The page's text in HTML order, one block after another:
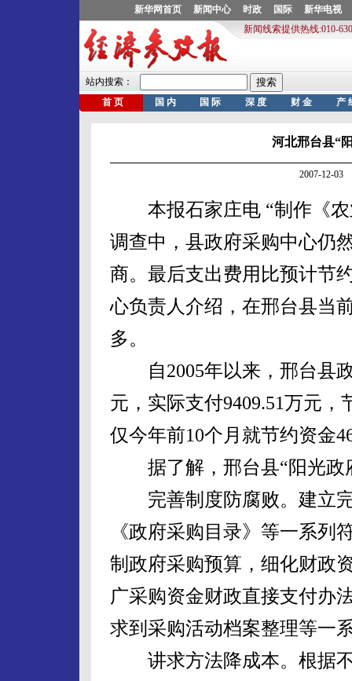
河北邢台县“
2007-12-03
本报石家庄电 “制作《农
调查中，县政府采购中心仍
商。最后支出费用比预计节
心负责人介绍，在邢台县当
多。
自2005年以来，邢台县政
元，实际支付9409.51万元，
仅今年前10个月就节约资金
据了解，邢台县“阳光政
完善制度防腐败。建立完
《政府采购目录》等一系列
制政府采购预算，细化财政
广采购资金财政直接支付办
求到采购活动档案整理等一
讲求方法降成本。根据不